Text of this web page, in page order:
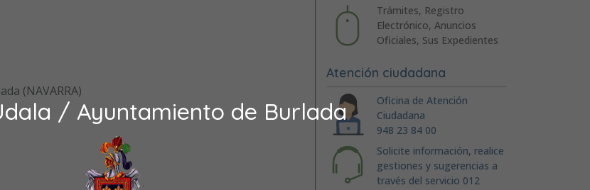
/ Ayuntamiento de Burlada
(NAVARRA)
Trámites, Registro
Electrónico, Anuncios
Oficiales, Sus Expedientes
Atención ciudadana
Oficina de Atención
Ciudadana
948 23 84 00
Solicite información, realice
gestiones y sugerencias a
través del servicio 012